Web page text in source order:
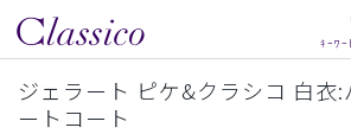
ジェラート ピケ&クラシコ 白衣:
ートコート